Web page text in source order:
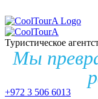
Туристическое
Мы
+972 3 506 6013